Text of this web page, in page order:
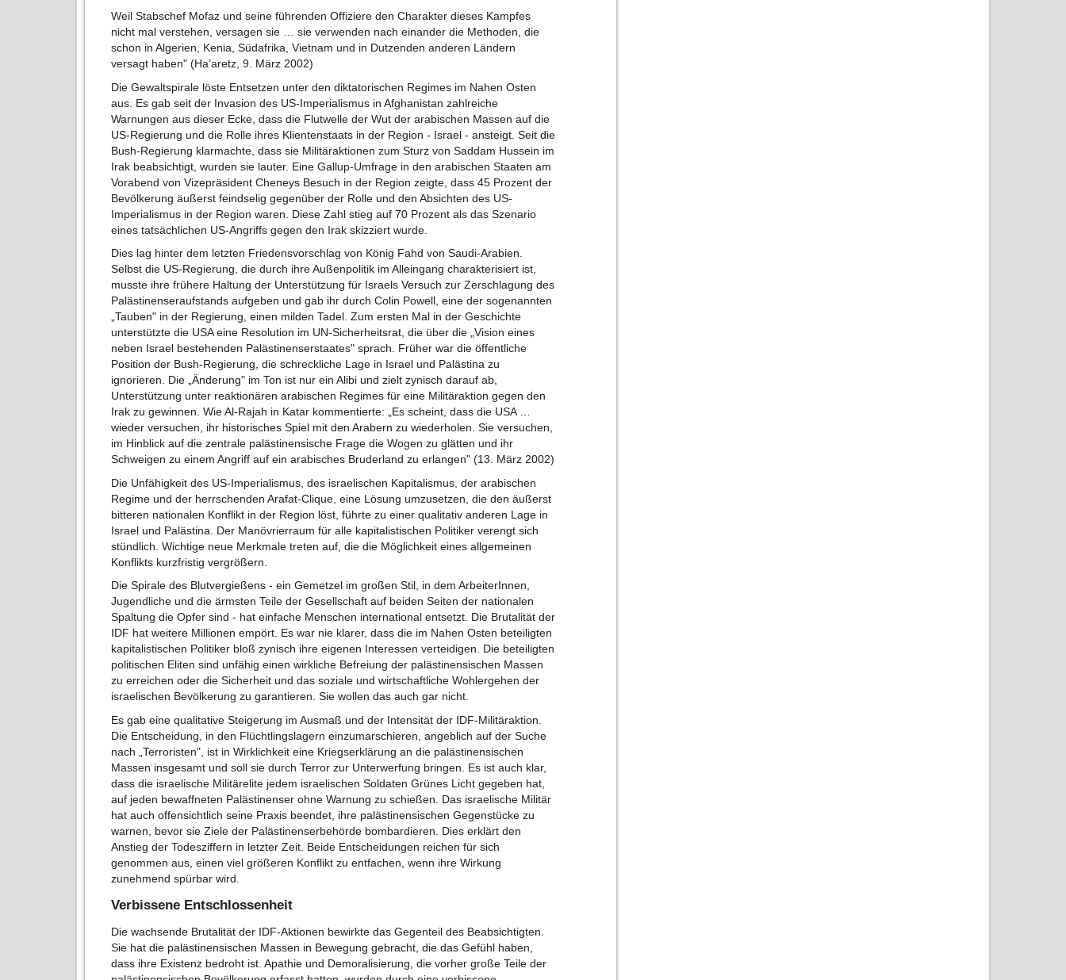
Weil Stabschef Mofaz und seine führenden Offiziere den Charakter dieses Kampfes
nicht mal verstehen, versagen sie … sie verwenden nach einander die Methoden, die
schon in Algerien, Kenia, Südafrika, Vietnam und in Dutzenden anderen Ländern
versagt haben" (Ha’aretz, 9. März 2002)
Die Gewaltspirale löste Entsetzen unter den diktatorischen Regimes im Nahen Osten
aus. Es gab seit der Invasion des US-Imperialismus in Afghanistan zahlreiche
Warnungen aus dieser Ecke, dass die Flutwelle der Wut der arabischen Massen auf die
US-Regierung und die Rolle ihres Klientenstaats in der Region - Israel - ansteigt. Seit die
Bush-Regierung klarmachte, dass sie Militäraktionen zum Sturz von Saddam Hussein im
Irak beabsichtigt, wurden sie lauter. Eine Gallup-Umfrage in den arabischen Staaten am
Vorabend von Vizepräsident Cheneys Besuch in der Region zeigte, dass 45 Prozent der
Bevölkerung äußerst feindselig gegenüber der Rolle und den Absichten des US-
Imperialismus in der Region waren. Diese Zahl stieg auf 70 Prozent als das Szenario
eines tatsächlichen US-Angriffs gegen den Irak skizziert wurde.
Dies lag hinter dem letzten Friedensvorschlag von König Fahd von Saudi-Arabien.
Selbst die US-Regierung, die durch ihre Außenpolitik im Alleingang charakterisiert ist,
musste ihre frühere Haltung der Unterstützung für Israels Versuch zur Zerschlagung des
Palästinenseraufstands aufgeben und gab ihr durch Colin Powell, eine der sogenannten
„Tauben" in der Regierung, einen milden Tadel. Zum ersten Mal in der Geschichte
unterstützte die USA eine Resolution im UN-Sicherheitsrat, die über die „Vision eines
neben Israel bestehenden Palästinenserstaates" sprach. Früher war die öffentliche
Position der Bush-Regierung, die schreckliche Lage in Israel und Palästina zu
ignorieren. Die „Änderung" im Ton ist nur ein Alibi und zielt zynisch darauf ab,
Unterstützung unter reaktionären arabischen Regimes für eine Militäraktion gegen den
Irak zu gewinnen. Wie Al-Rajah in Katar kommentierte: „Es scheint, dass die USA …
wieder versuchen, ihr historisches Spiel mit den Arabern zu wiederholen. Sie versuchen,
im Hinblick auf die zentrale palästinensische Frage die Wogen zu glätten und ihr
Schweigen zu einem Angriff auf ein arabisches Bruderland zu erlangen" (13. März 2002)
Die Unfähigkeit des US-Imperialismus, des israelischen Kapitalismus, der arabischen
Regime und der herrschenden Arafat-Clique, eine Lösung umzusetzen, die den äußerst
bitteren nationalen Konflikt in der Region löst, führte zu einer qualitativ anderen Lage in
Israel und Palästina. Der Manövrierraum für alle kapitalistischen Politiker verengt sich
stündlich. Wichtige neue Merkmale treten auf, die die Möglichkeit eines allgemeinen
Konflikts kurzfristig vergrößern.
Die Spirale des Blutvergießens - ein Gemetzel im großen Stil, in dem ArbeiterInnen,
Jugendliche und die ärmsten Teile der Gesellschaft auf beiden Seiten der nationalen
Spaltung die Opfer sind - hat einfache Menschen international entsetzt. Die Brutalität der
IDF hat weitere Millionen empört. Es war nie klarer, dass die im Nahen Osten beteiligten
kapitalistischen Politiker bloß zynisch ihre eigenen Interessen verteidigen. Die beteiligten
politischen Eliten sind unfähig einen wirkliche Befreiung der palästinensischen Massen
zu erreichen oder die Sicherheit und das soziale und wirtschaftliche Wohlergehen der
israelischen Bevölkerung zu garantieren. Sie wollen das auch gar nicht.
Es gab eine qualitative Steigerung im Ausmaß und der Intensität der IDF-Militäraktion.
Die Entscheidung, in den Flüchtlingslagern einzumarschieren, angeblich auf der Suche
nach „Terroristen", ist in Wirklichkeit eine Kriegserklärung an die palästinensischen
Massen insgesamt und soll sie durch Terror zur Unterwerfung bringen. Es ist auch klar,
dass die israelische Militärelite jedem israelischen Soldaten Grünes Licht gegeben hat,
auf jeden bewaffneten Palästinenser ohne Warnung zu schießen. Das israelische Militär
hat auch offensichtlich seine Praxis beendet, ihre palästinensischen Gegenstücke zu
warnen, bevor sie Ziele der Palästinenserbehörde bombardieren. Dies erklärt den
Anstieg der Todesziffern in letzter Zeit. Beide Entscheidungen reichen für sich
genommen aus, einen viel größeren Konflikt zu entfachen, wenn ihre Wirkung
zunehmend spürbar wird.
Verbissene Entschlossenheit
Die wachsende Brutalität der IDF-Aktionen bewirkte das Gegenteil des Beabsichtigten.
Sie hat die palästinensischen Massen in Bewegung gebracht, die das Gefühl haben,
dass ihre Existenz bedroht ist. Apathie und Demoralisierung, die vorher große Teile der